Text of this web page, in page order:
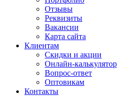
Отзывы
Реквизиты
Вакансии
Карта сайта
Клиентам
Скидки и акции
Онлайн-калькулятор
Вопрос-ответ
Оптовикам
Контакты